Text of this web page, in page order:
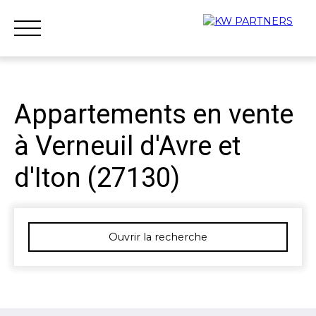
Accueil Acheter Louer Vendre Qui sommes-nous ?
Nous rejoindre
Appartements en vente
à Verneuil d'Avre et
d'Iton (27130)
Ouvrir la recherche